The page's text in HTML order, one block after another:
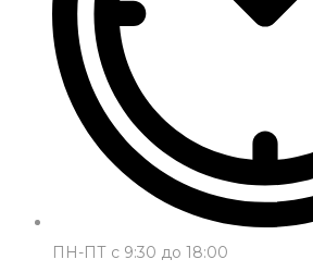
ПН-ПТ с 9:30 до 18:00